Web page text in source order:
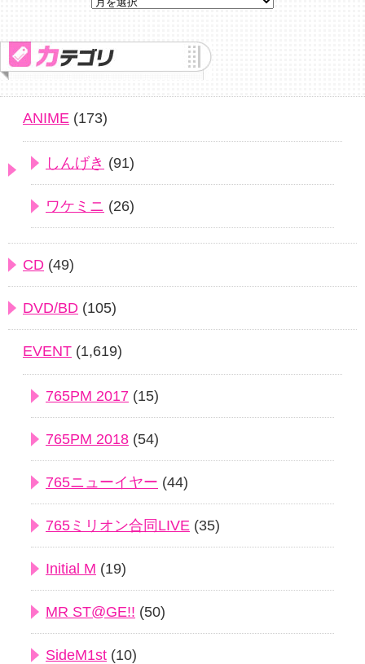
ANIME (173)
しんげき (91)
ワケミニ (26)
CD (49)
DVD/BD (105)
EVENT (1,619)
765PM 2017 (15)
765PM 2018 (54)
765ニューイヤー (44)
765ミリオン合同LIVE (35)
Initial M (19)
MR ST@GE!! (50)
SideM1st (10)